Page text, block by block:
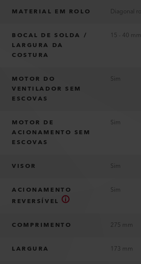
MATERIAL EM ROLO
BOCAL DE SOLDA /
LARGURA DA
COSTURA
15 - 40 mm
MOTOR DO
VENTILADOR SEM
ESCOVAS
Sim
MOTOR DE
ACIONAMENTO SEM
ESCOVAS
Sim
VISOR Sim
ACIONAMENTO
REVERSÍVEL
Sim
COMPRIMENTO 275 mm
LARGURA 173 mm